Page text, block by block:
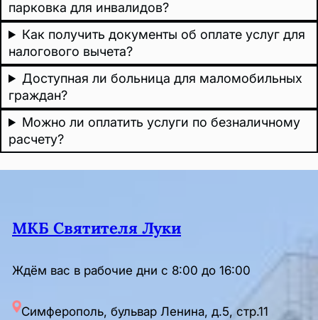
парковка для инвалидов?
Как получить документы об оплате услуг для
налогового вычета?
Доступная ли больница для маломобильных
граждан?
Можно ли оплатить услуги по безналичному
расчету?
МКБ Святителя Луки
Ждём вас в рабочие дни с 8:00 до 16:00
Симферополь, бульвар Ленина, д.5, стр.11